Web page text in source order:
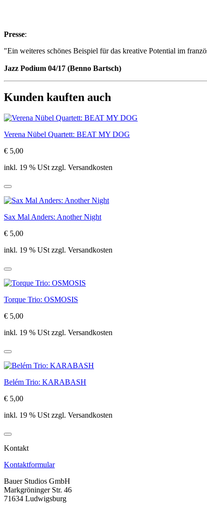
Presse:
"Ein weiteres schönes Beispiel für das kreative Potential im
Jazz Podium 04/17 (Benno Bartsch)
Kunden kauften auch
Verena Nübel Quartett: BEAT MY DOG
€ 5,00
inkl. 19 % USt zzgl. Versandkosten
Sax Mal Anders: Another Night
€ 5,00
inkl. 19 % USt zzgl. Versandkosten
Torque Trio: OSMOSIS
€ 5,00
inkl. 19 % USt zzgl. Versandkosten
Belém Trio: KARABASH
€ 5,00
inkl. 19 % USt zzgl. Versandkosten
Kontakt
Kontaktformular
Bauer Studios GmbH
Markgröninger Str. 46
71634 Ludwigsburg